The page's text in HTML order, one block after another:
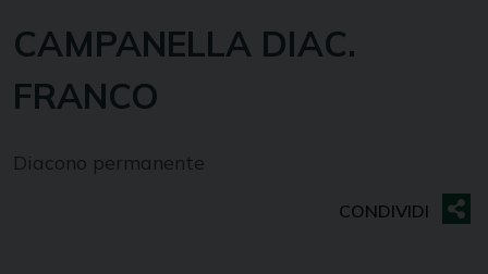
CAMPANELLA DIAC.
FRANCO
Diacono permanente